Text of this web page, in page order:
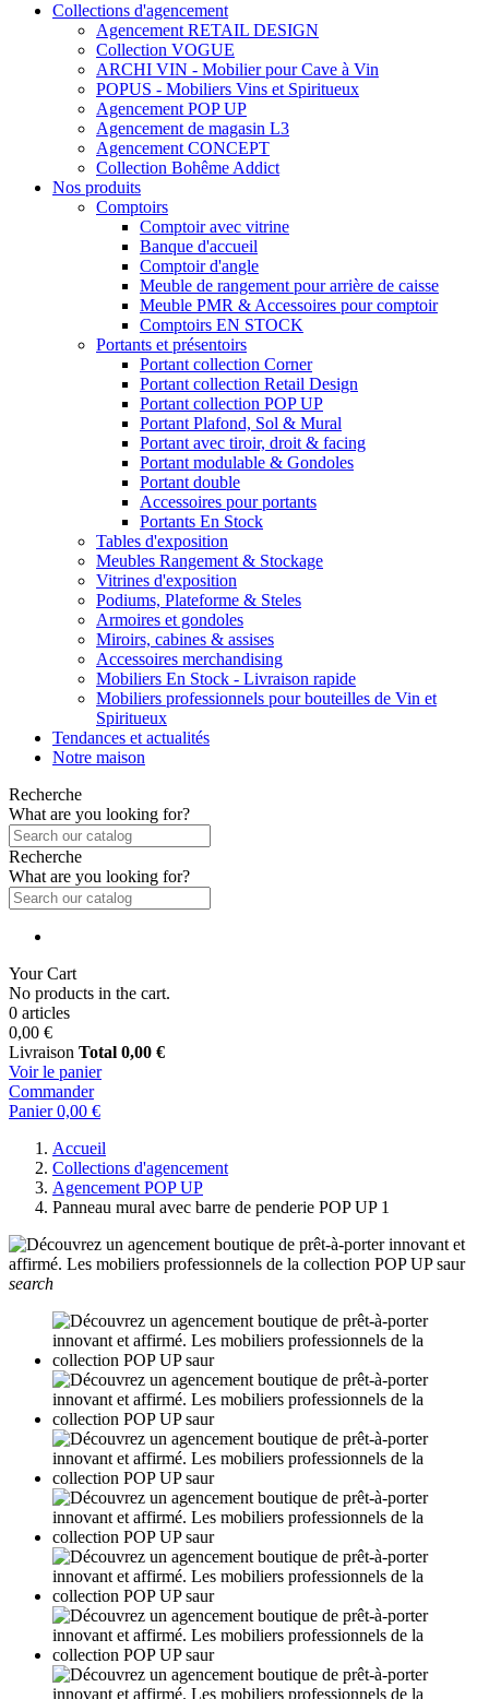
Collections d'agencement
Agencement RETAIL DESIGN
Collection VOGUE
ARCHI VIN - Mobilier pour Cave à Vin
POPUS - Mobiliers Vins et Spiritueux
Agencement POP UP
Agencement de magasin L3
Agencement CONCEPT
Collection Bohême Addict
Nos produits
Comptoirs
Comptoir avec vitrine
Banque d'accueil
Comptoir d'angle
Meuble de rangement pour arrière de caisse
Meuble PMR & Accessoires pour comptoir
Comptoirs EN STOCK
Portants et présentoirs
Portant collection Corner
Portant collection Retail Design
Portant collection POP UP
Portant Plafond, Sol & Mural
Portant avec tiroir, droit & facing
Portant modulable & Gondoles
Portant double
Accessoires pour portants
Portants En Stock
Tables d'exposition
Meubles Rangement & Stockage
Vitrines d'exposition
Podiums, Plateforme & Steles
Armoires et gondoles
Miroirs, cabines & assises
Accessoires merchandising
Mobiliers En Stock - Livraison rapide
Mobiliers professionnels pour bouteilles de Vin et
Spiritueux
Tendances et actualités
Notre maison
Recherche
What are you looking for?
Recherche
What are you looking for?
Your Cart
No products in the cart.
0 articles
0,00 €
Livraison Total 0,00 €
Voir le panier
Commander
Panier 0,00 €
Accueil
Collections d'agencement
Agencement POP UP
Panneau mural avec barre de penderie POP UP 1
search